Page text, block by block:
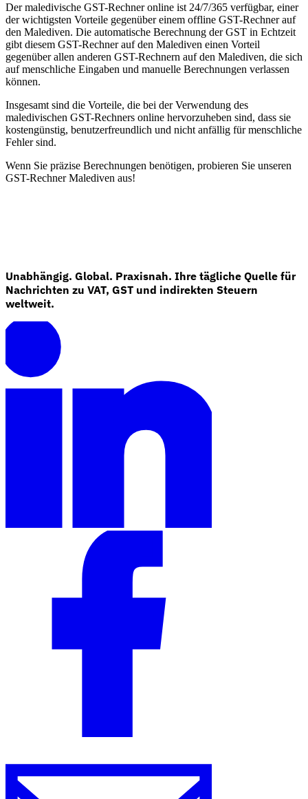
VAT für Anfänger
Indirekte Steuern 101
Expert Tax Series
Indirekte Steuern im elektronischen Geschäftsverkehr
Golfregion
Kohlenstoffsteuern und Umweltabgaben
GST-Rechner
Tracker für E-Rechnungs-Mandate
Experts
Unsere Autoren
Wählen Sie einen Experten
Der maledivische GST-Rechner online ist 24/7/365 verfügbar, einer
der wichtigsten Vorteile gegenüber einem offline GST-Rechner auf
den Malediven. Die automatische Berechnung der GST in Echtzeit
gibt diesem GST-Rechner auf den Malediven einen Vorteil
gegenüber allen anderen GST-Rechnern auf den Malediven, die sich
auf menschliche Eingaben und manuelle Berechnungen verlassen
können.
Insgesamt sind die Vorteile, die bei der Verwendung des
maledivischen GST-Rechners online hervorzuheben sind, dass sie
kostengünstig, benutzerfreundlich und nicht anfällig für menschliche
Fehler sind.
Wenn Sie präzise Berechnungen benötigen, probieren Sie unseren
GST-Rechner Malediven aus!
Unabhängig. Global. Praxisnah. Ihre tägliche Quelle für
Nachrichten zu VAT, GST und indirekten Steuern
weltweit.